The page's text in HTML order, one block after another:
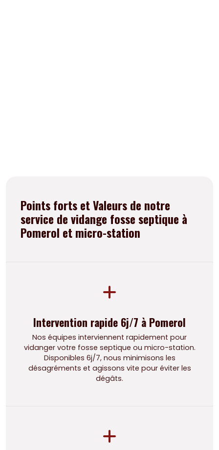
Points forts et Valeurs de notre
service de vidange fosse septique à
Pomerol et micro-station
Intervention rapide 6j/7 à Pomerol
Nos équipes interviennent rapidement pour
vidanger votre fosse septique ou micro-station.
Disponibles 6j/7, nous minimisons les
désagréments et agissons vite pour éviter les
dégâts.